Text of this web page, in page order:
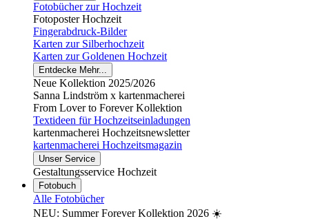
Fotobücher zur Hochzeit
Fotoposter Hochzeit
Fingerabdruck-Bilder
Karten zur Silberhochzeit
Karten zur Goldenen Hochzeit
Entdecke Mehr...
Neue Kollektion 2025/2026
Sanna Lindström x kartenmacherei
From Lover to Forever Kollektion
Textideen für Hochzeitseinladungen
kartenmacherei Hochzeitsnewsletter
kartenmacherei Hochzeitsmagazin
Unser Service
Gestaltungsservice Hochzeit
Fotobuch
Alle Fotobücher
NEU: Summer Forever Kollektion 2026 ☀️